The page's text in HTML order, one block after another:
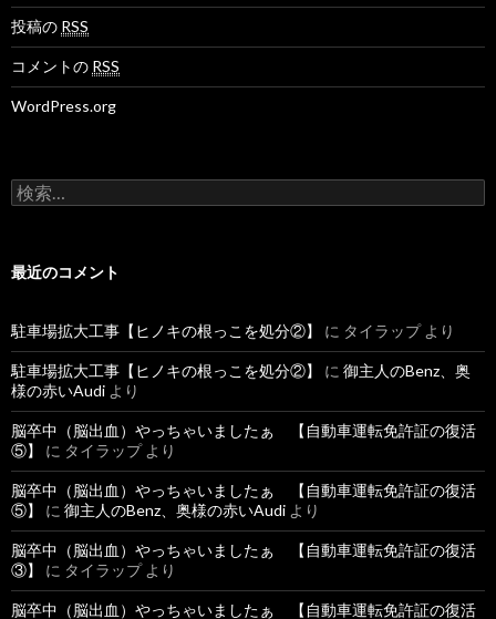
投稿の RSS
コメントの RSS
WordPress.org
検
索
最近のコメント
駐車場拡大工事【ヒノキの根っこを処分②】 に タイラップより
駐車場拡大工事【ヒノキの根っこを処分②】 に 御主人のBenz、奥
様の赤いAudi より
脳卒中（脳出血）やっちゃいましたぁ 【自動車運転免許証の復活
⑤】
に タイラップより
脳卒中（脳出血）やっちゃいましたぁ 【自動車運転免許証の復活
⑤】
に 御主人のBenz、奥様の赤いAudi より
脳卒中（脳出血）やっちゃいましたぁ 【自動車運転免許証の復活
③】
に タイラップより
脳卒中（脳出血）やっちゃいましたぁ 【自動車運転免許証の復活